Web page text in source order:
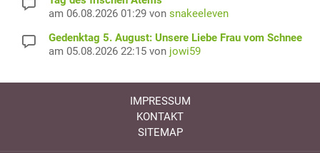
am 06.08.2026 01:29 von snakeeleven
Gedenktag 5. August: Unsere Liebe Frau vom Schnee
am 05.08.2026 22:15 von jowi59
IMPRESSUM
KONTAKT
SITEMAP